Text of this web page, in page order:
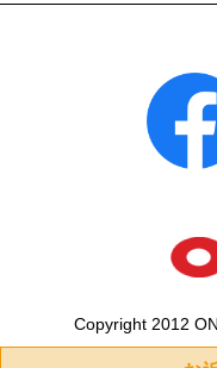
Copyright 2012